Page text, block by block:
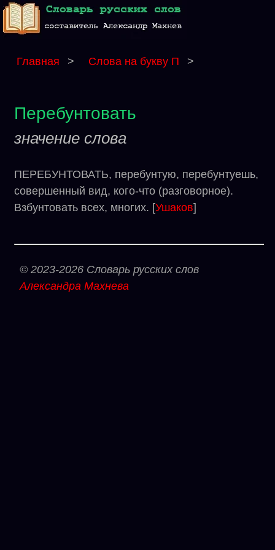
Главная > Слова на букву П >
Перебунтовать
значение слова
ПЕРЕБУНТОВАТЬ, перебунтую, перебунтуешь,
совершенный вид, кого-что (разговорное).
Взбунтовать всех, многих. [Ушаков]
© 2023-2026 Словарь русских слов
Александра Махнева